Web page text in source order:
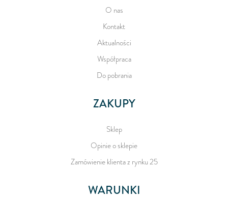
O nas
Kontakt
Aktualności
Współpraca
Do pobrania
ZAKUPY
Sklep
Opinie o sklepie
Zamówienie klienta z rynku 25
WARUNKI